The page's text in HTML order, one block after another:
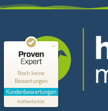
Kontakt
Noch keine
Bewertungen
Kundenbewertungen
Authentizität
MANGELHAFT
0,00 / 5,00
Erfahren Sie mehr über dieses
Profil ansehen